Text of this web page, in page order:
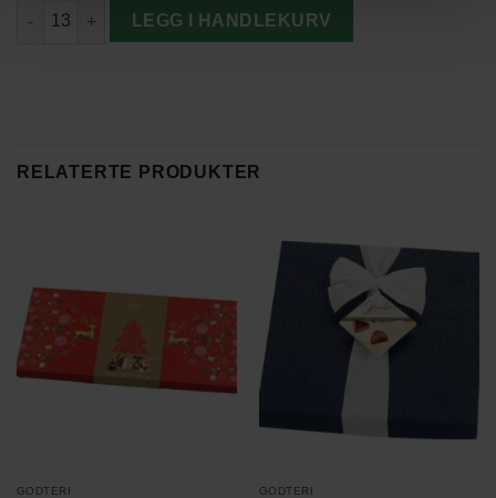
Julenissens Favoritter – Liten antall
LEGG I HANDLEKURV
RELATERTE PRODUKTER
GODTERI GODTERI